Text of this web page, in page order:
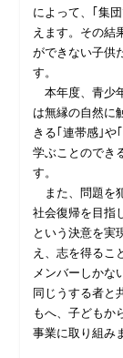
によって、｢集
えます。その結
ができない子供
す
本年度、青少
は無縁の自然に
きる｢連帯感｣や
学ぶことのでき
す
また、問題を
社会復帰を目指
という決意を実
え、志を得るこ
メンバーしかな
同じうする者と
もへ、子どもか
事業に取り組み